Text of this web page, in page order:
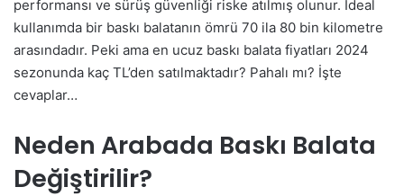
performansı ve sürüş güvenliği riske atılmış olunur. İdeal
kullanımda bir baskı balatanın ömrü 70 ila 80 bin kilometre
arasındadır. Peki ama en ucuz baskı balata fiyatları 2024
sezonunda kaç TL’den satılmaktadır? Pahalı mı? İşte
cevaplar…
Neden Arabada Baskı Balata
Değiştirilir?